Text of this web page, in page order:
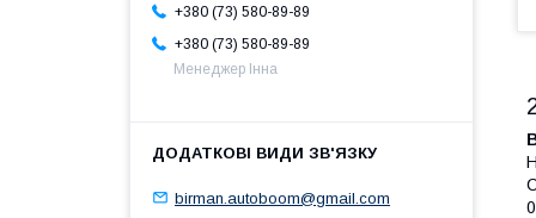
+380 (73) 580-89-89
+380 (73) 580-89-89
Менеджер Інна
birman.autoboom@gmail.com